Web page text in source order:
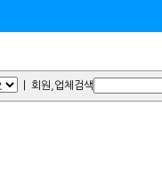
| 회원,업체검색